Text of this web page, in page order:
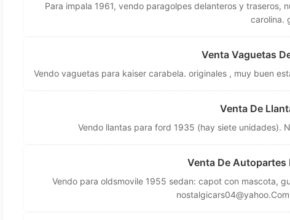
Para impala 1961, vendo paragolpes delanteros y traseros,
carolina.
Venta Vaguetas
Vendo vaguetas para kaiser carabela. originales , muy buen
Venta De
Vendo llantas para ford 1935 (hay siete unidades).
Venta De Autopartes
Vendo para oldsmovile 1955 sedan: capot con mascota,